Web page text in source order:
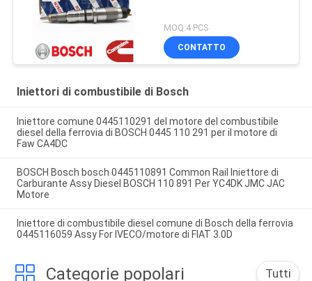
MOQ:4 PCS
CONTATTO
Iniettori di combustibile di Bosch
Iniettore comune 0445110291 del motore del combustibile
diesel della ferrovia di BOSCH 0445 110 291 per il motore di
Faw CA4DC
BOSCH Bosch bosch 0445110891 Common Rail Iniettore di
Carburante Assy Diesel BOSCH 110 891 Per YC4DK JMC JAC
Motore
Iniettore di combustibile diesel comune di Bosch della ferrovia
0445116059 Assy For IVECO/motore di FIAT 3.0D
Categorie popolari Tutti